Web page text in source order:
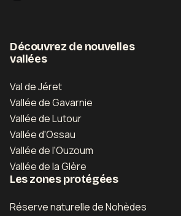
Découvrez de nouvelles
vallées
Val de Jéret
Vallée de Gavarnie
Vallée de Lutour
Vallée d'Ossau
Vallée de l'Ouzoum
Vallée de la Glère
Les zones protégées
Réserve naturelle de Nohèdes